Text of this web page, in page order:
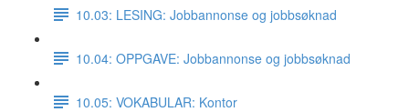
10.03: LESING: Jobbannonse og jobbsøknad
10.04: OPPGAVE: Jobbannonse og jobbsøknad
10.05: VOKABULAR: Kontor